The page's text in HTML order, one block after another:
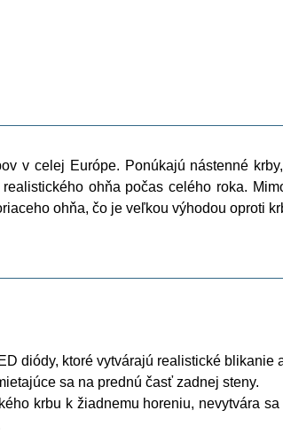
v celej Európe. Ponúkajú nástenné
ohňa počas celého roka.
ohňa, čo je veľkou výhodou oproti
diódy, ktoré vytvárajú realistické
sa na prednú časť zadnej steny.
krbu k žiadnemu horeniu, nevytvára